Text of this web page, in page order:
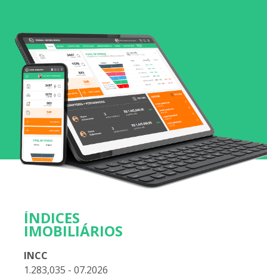
ÍNDICES
IMOBILIÁRIOS
INCC
1.283,035 - 07.2026